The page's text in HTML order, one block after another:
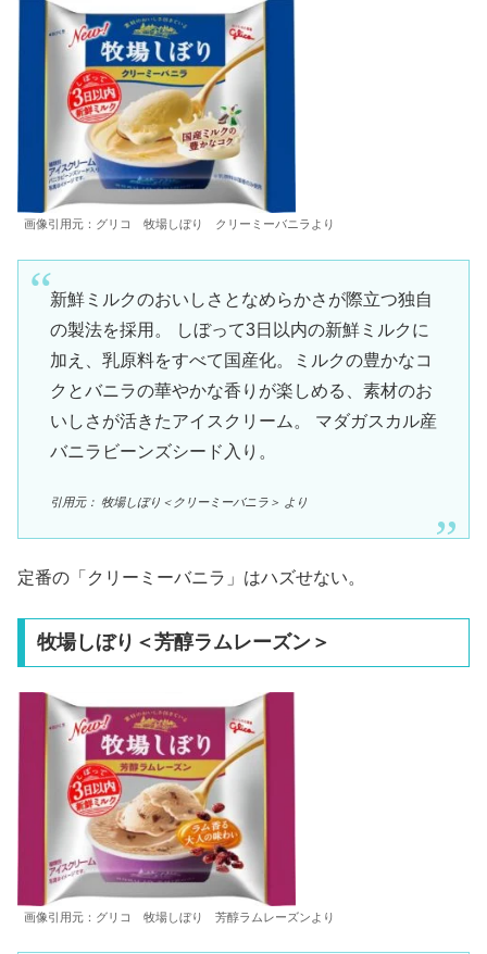
画像引用元：グリコ 牧場しぼり クリーミーバニラより
新鮮ミルクのおいしさとなめらかさが際立つ独自
の製法を採用。 しぼって3日以内の新鮮ミルクに
加え、乳原料をすべて国産化。ミルクの豊かなコ
クとバニラの華やかな香りが楽しめる、素材のお
いしさが活きたアイスクリーム。 マダガスカル産
バニラビーンズシード入り。
引用元： 牧場しぼり＜クリーミーバニラ＞ より
定番の「クリーミーバニラ」はハズせない。
牧場しぼり＜芳醇ラムレーズン＞
画像引用元：グリコ 牧場しぼり 芳醇ラムレーズンより